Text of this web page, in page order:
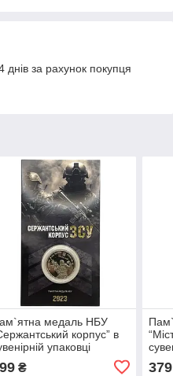
за рахунок покупця
медаль НБУ
корпус” в
упаковці
₴ 379